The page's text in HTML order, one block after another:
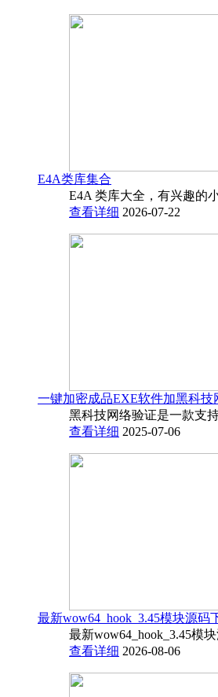
E4A类库集合
E4A 类库大全，有兴趣的
查看详细 2026-07-22
一键加密成品EXE软件加黑科技
黑科技网络验证是一款支
查看详细 2025-07-06
最新wow64_hook_3.45模块源码
最新wow64_hook_3.45模
查看详细 2026-08-06